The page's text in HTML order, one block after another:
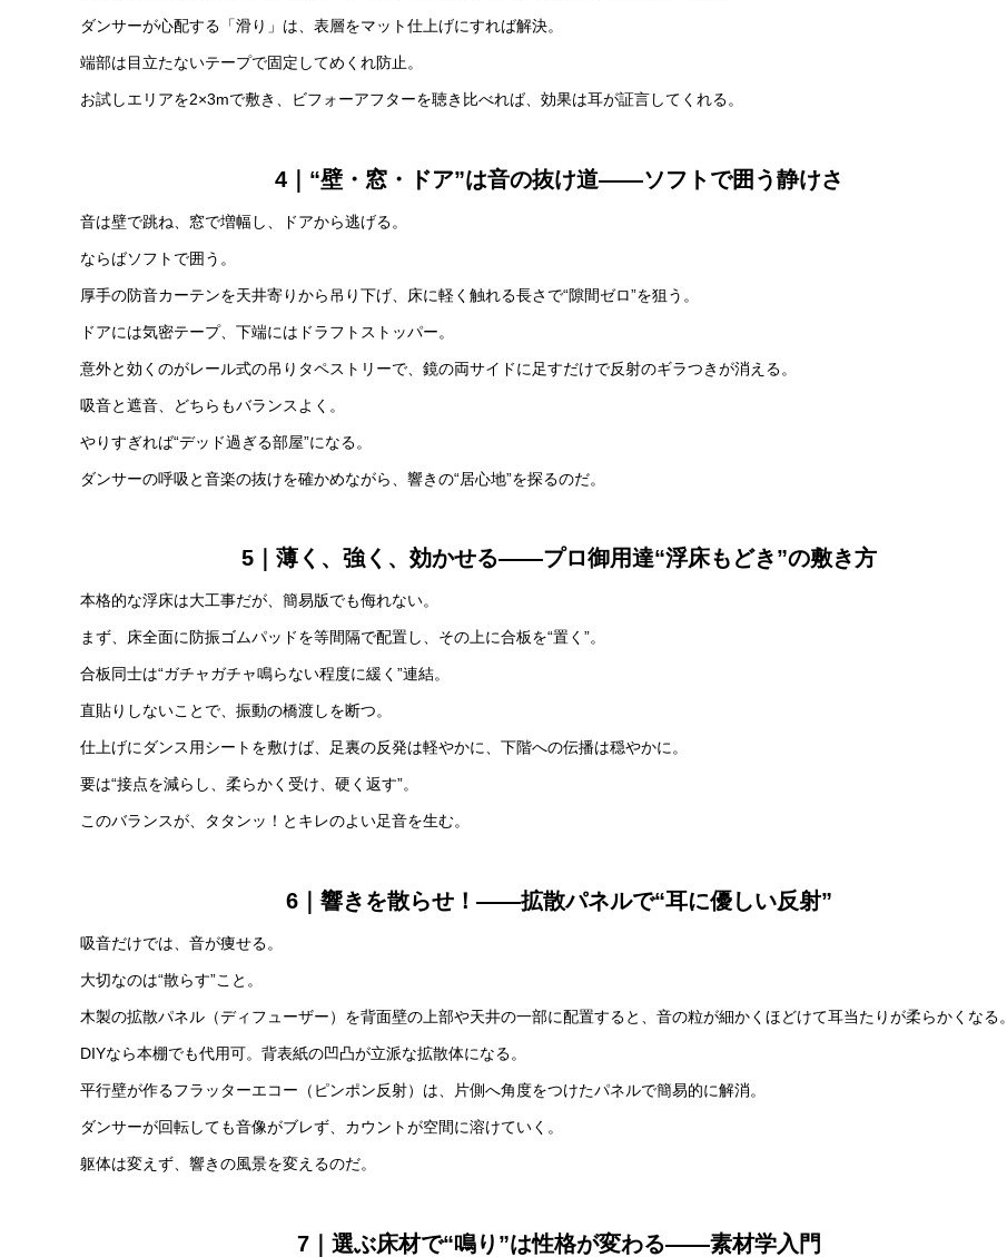
ダンサーが心配する「滑り」は、表層をマット仕上げにすれば解決。
端部は目立たないテープで固定してめくれ防止。
お試しエリアを2×3mで敷き、ビフォーアフターを聴き比べれば、効果は耳が証言してくれる。
4｜“壁・窓・ドア”は音の抜け道——ソフトで囲う静けさ
音は壁で跳ね、窓で増幅し、ドアから逃げる。
ならばソフトで囲う。
厚手の防音カーテンを天井寄りから吊り下げ、床に軽く触れる長さで“隙間ゼロ”を狙う。
ドアには気密テープ、下端にはドラフトストッパー。
意外と効くのがレール式の吊りタペストリーで、鏡の両サイドに足すだけで反射のギラつきが消える。
吸音と遮音、どちらもバランスよく。
やりすぎれば“デッド過ぎる部屋”になる。
ダンサーの呼吸と音楽の抜けを確かめながら、響きの“居心地”を探るのだ。
5｜薄く、強く、効かせる——プロ御用達“浮床もどき”の敷き方
本格的な浮床は大工事だが、簡易版でも侮れない。
まず、床全面に防振ゴムパッドを等間隔で配置し、その上に合板を“置く”。
合板同士は“ガチャガチャ鳴らない程度に緩く”連結。
直貼りしないことで、振動の橋渡しを断つ。
仕上げにダンス用シートを敷けば、足裏の反発は軽やかに、下階への伝播は穏やかに。
要は“接点を減らし、柔らかく受け、硬く返す”。
このバランスが、タタンッ！とキレのよい足音を生む。
6｜響きを散らせ！——拡散パネルで“耳に優しい反射”
吸音だけでは、音が痩せる。
大切なのは“散らす”こと。
木製の拡散パネル（ディフューザー）を背面壁の上部や天井の一部に配置すると、音の粒が細かくほどけて耳当たりが柔らかくなる。
DIYなら本棚でも代用可。背表紙の凹凸が立派な拡散体になる。
平行壁が作るフラッターエコー（ピンポン反射）は、片側へ角度をつけたパネルで簡易的に解消。
ダンサーが回転しても音像がブレず、カウントが空間に溶けていく。
躯体は変えず、響きの風景を変えるのだ。
7｜選ぶ床材で“鳴り”は性格が変わる——素材学入門